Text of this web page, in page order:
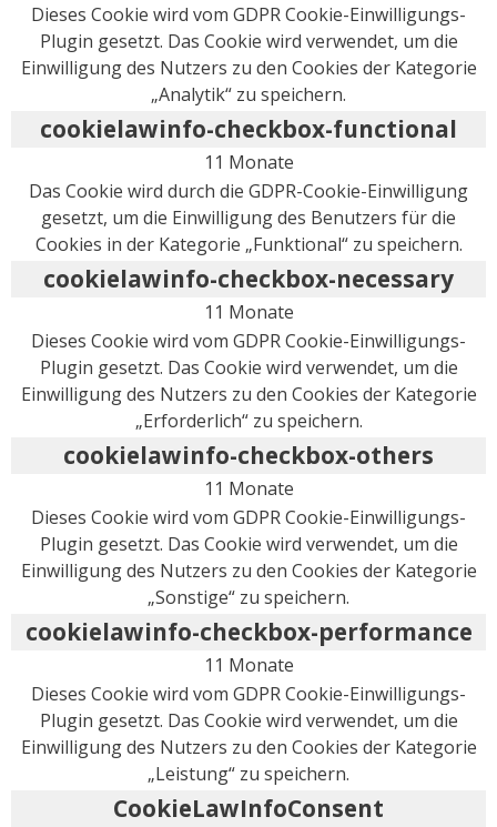
Dieses Cookie wird vom GDPR Cookie-Einwilligungs-
Plugin gesetzt. Das Cookie wird verwendet, um die
Einwilligung des Nutzers zu den Cookies der Kategorie
„Analytik“ zu speichern.
cookielawinfo-checkbox-functional
11 Monate
Das Cookie wird durch die GDPR-Cookie-Einwilligung
gesetzt, um die Einwilligung des Benutzers für die
Cookies in der Kategorie „Funktional“ zu speichern.
cookielawinfo-checkbox-necessary
11 Monate
Dieses Cookie wird vom GDPR Cookie-Einwilligungs-
Plugin gesetzt. Das Cookie wird verwendet, um die
Einwilligung des Nutzers zu den Cookies der Kategorie
„Erforderlich“ zu speichern.
cookielawinfo-checkbox-others
11 Monate
Dieses Cookie wird vom GDPR Cookie-Einwilligungs-
Plugin gesetzt. Das Cookie wird verwendet, um die
Einwilligung des Nutzers zu den Cookies der Kategorie
„Sonstige“ zu speichern.
cookielawinfo-checkbox-performance
11 Monate
Dieses Cookie wird vom GDPR Cookie-Einwilligungs-
Plugin gesetzt. Das Cookie wird verwendet, um die
Einwilligung des Nutzers zu den Cookies der Kategorie
„Leistung“ zu speichern.
CookieLawInfoConsent